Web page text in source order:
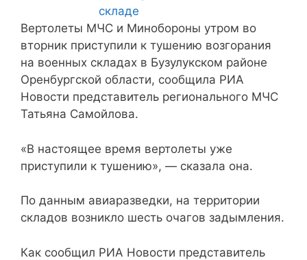
Вертолеты МЧС и Минобороны утром во
вторник приступили к тушению возгорания
на военных складах в Бузулукском районе
Оренбургской области, сообщила РИА
Новости представитель регионального МЧС
Татьяна Самойлова.
«В настоящее время вертолеты уже
приступили к тушению», — сказала она.
По данным авиаразведки, на территории
складов возникло шесть очагов задымления.
Как сообщил РИА Новости представитель